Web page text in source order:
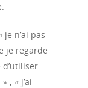
n’ai pas
je regarde
d’utiliser
; « j’ai